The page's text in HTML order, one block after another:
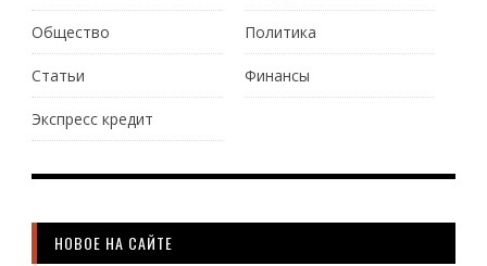
Общество Политика
Статьи Финансы
Экспресс кредит
НОВОЕ НА САЙТЕ